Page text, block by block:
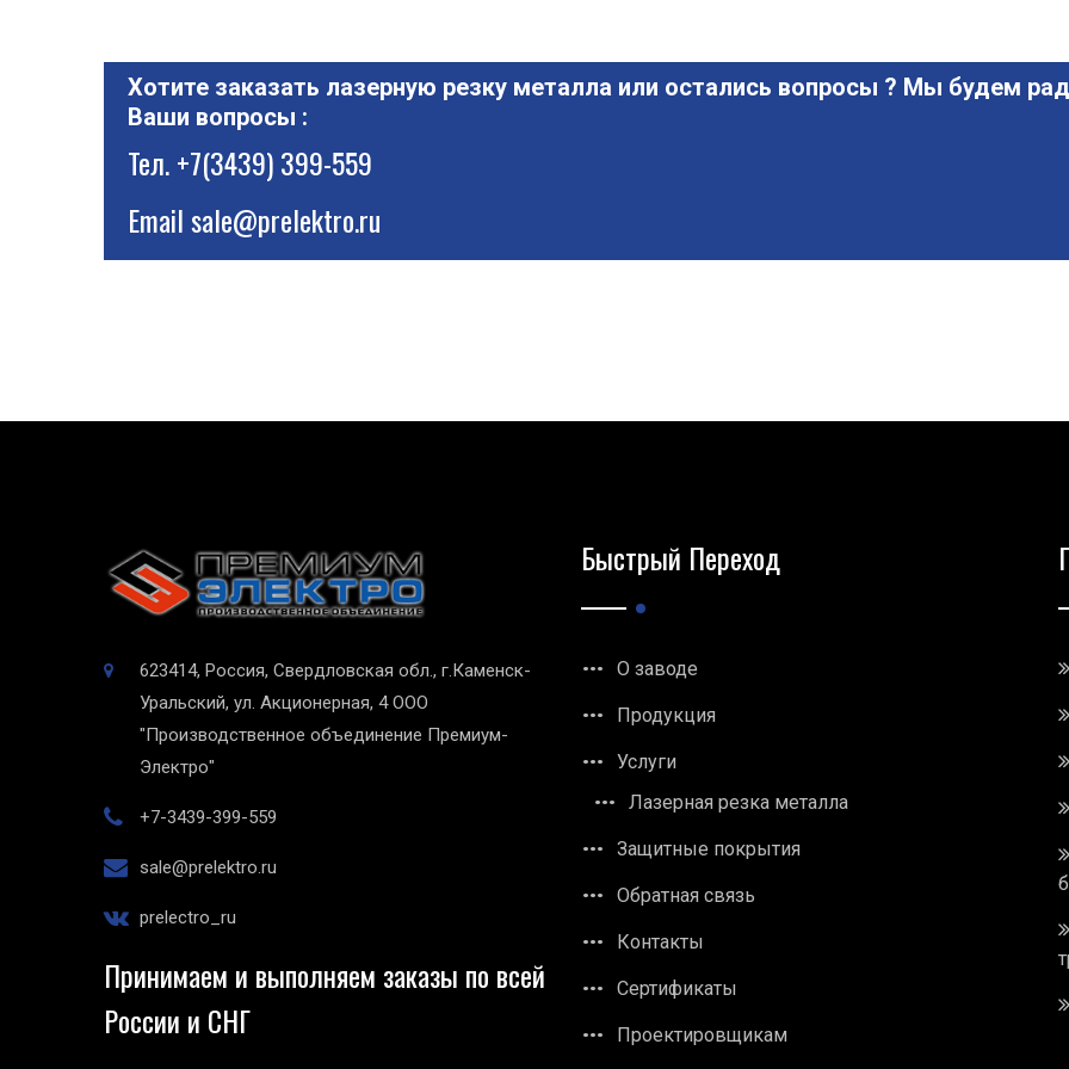
Хотите заказать лазерную резку металла или остались вопросы ? Мы будем
Ваши вопросы :
Тел.+7(3439) 399-559
Emailsale@prelektro.ru
623414, Россия, Свердловская обл., г.Каменск-
Уральский, ул. Акционерная, 4 ООО
"Производственное объединение Премиум-
Электро"
+7-3439-399-559
sale@prelektro.ru
prelectro_ru
Принимаем и выполняем заказы по всей
России и СНГ
Быстрый Переход
О заводе
Продукция
Услуги
Лазерная резка металла
Защитные покрытия
Обратная связь
Контакты
Сертификаты
Проектировщикам